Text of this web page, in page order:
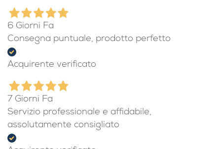
6 Giorni Fa
Consegna puntuale, prodotto perfetto
Acquirente verificato
7 Giorni Fa
Servizio professionale e affidabile,
assolutamente consigliato